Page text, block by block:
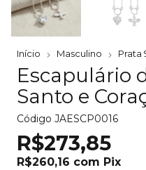
Início Masculino Prata
Escapulário
Santo e
Código JAESCP0016
R$273,85
R$260,16 com Pix